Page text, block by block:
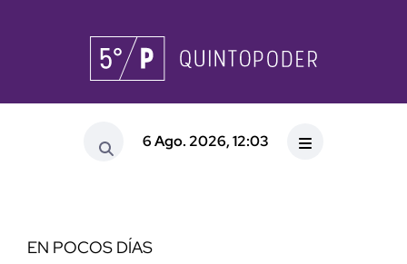
6 Ago. 2026, 12:03
EN POCOS DÍAS